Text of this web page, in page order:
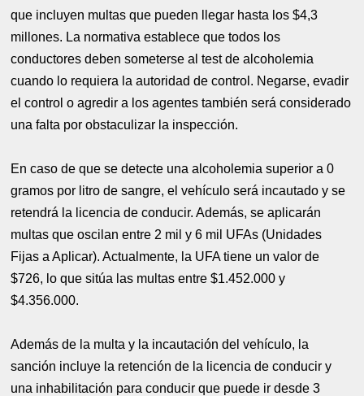
que incluyen multas que pueden llegar hasta los $4,3
millones. La normativa establece que todos los
conductores deben someterse al test de alcoholemia
cuando lo requiera la autoridad de control. Negarse, evadir
el control o agredir a los agentes también será considerado
una falta por obstaculizar la inspección.
En caso de que se detecte una alcoholemia superior a 0
gramos por litro de sangre, el vehículo será incautado y se
retendrá la licencia de conducir. Además, se aplicarán
multas que oscilan entre 2 mil y 6 mil UFAs (Unidades
Fijas a Aplicar). Actualmente, la UFA tiene un valor de
$726, lo que sitúa las multas entre $1.452.000 y
$4.356.000.
Además de la multa y la incautación del vehículo, la
sanción incluye la retención de la licencia de conducir y
una inhabilitación para conducir que puede ir desde 3